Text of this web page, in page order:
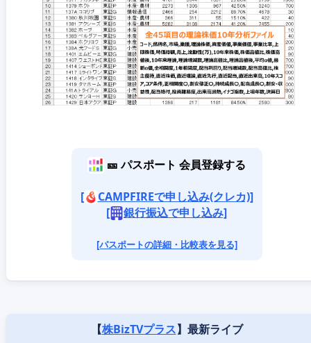
🎫 パスポート 会員登録する
[
CAMPFIREで申し込み(クレカ)]
[
銀行振込で申し込み]
[パスポートの詳細・比較表を見る]
【株BizTVプラス】最新ライブ